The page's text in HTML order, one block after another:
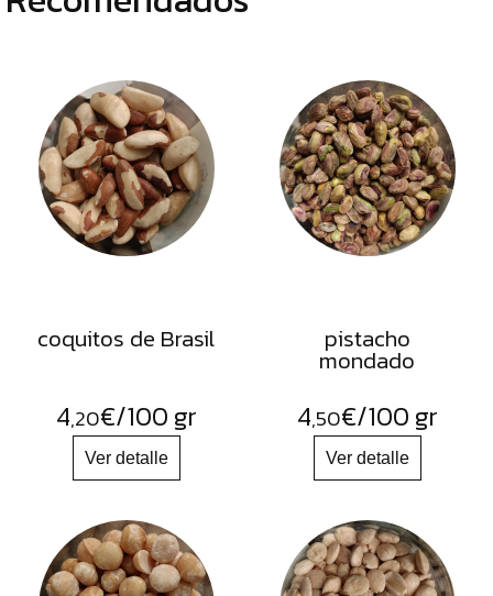
coquitos de Brasil
4,20€/100 gr
pistacho
mondado
4,50€/100 gr